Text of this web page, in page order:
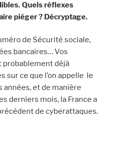
Quels réflexes
piéger ? Décryptage.
de Sécurité sociale,
bancaires… Vos
probablement déjà
sur ce que l’on appelle le
années, et de manière
derniers mois, la France a
de cyberattaques.